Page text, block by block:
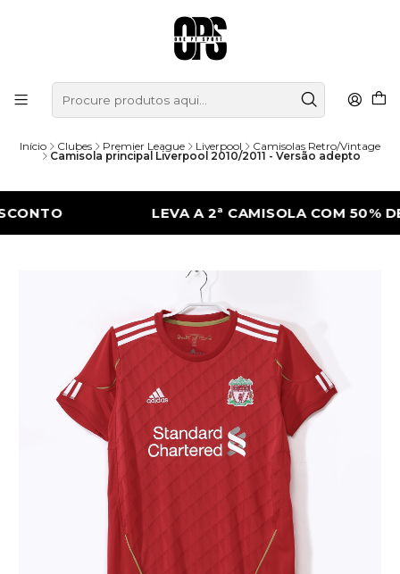
Início Clubes Premier League Liverpool Camisolas Retro/Vintage
Camisola principal Liverpool 2010/2011 - Versão adepto
LEVA A 2ª CAMISOLA COM 50% DE